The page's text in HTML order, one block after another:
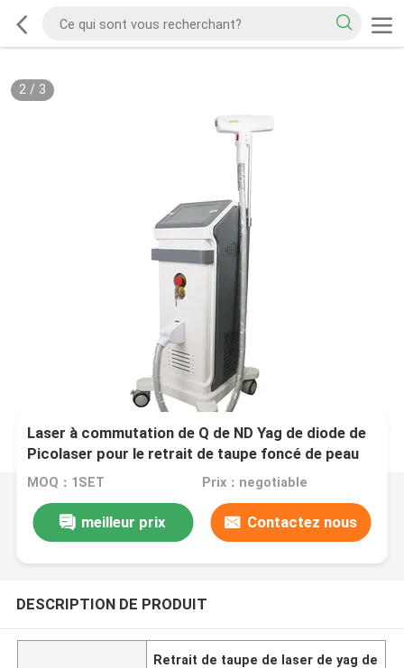
2/ 3
Laser à commutation de Q de ND Yag de diode de
Picolaser pour le retrait de taupe foncé de peau
700mj AC220V
MOQ：1SET Prix：negotiable
meilleur prix Contactez nous
DESCRIPTION DE PRODUIT
Retrait de taupe de laser de yag de